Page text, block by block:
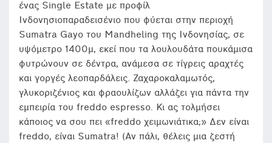
ένας Single Estate με προφίλ
Ινδονησιοπαραδεισένιο που φύεται στην περιοχή
Sumatra Gayo του Mandheling της Ινδονησίας, σε
υψόμετρο 1400μ, εκεί που τα λουλουδάτα πουκάμισα
φυτρώνουν σε δέντρα, ανάμεσα σε τίγρεις αραχτές
και γοργές λεοπαρδάλεις. Ζαχαροκαλαμωτός,
γλυκοριζένιος και φραουλίζων αλλάζει για πάντα την
εμπειρία του freddo espresso. Κι ας τολμήσει
κάποιος να σου πει «freddo χειμωνιάτικα;» Δεν είναι
freddo, είναι Sumatra! (Αν πάλι, θέλεις μια ζεστή